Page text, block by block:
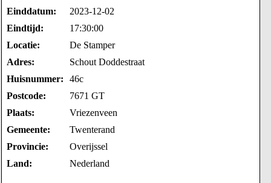
Einddatum:
2023-12-02
Eindtijd:
17:30:00
Locatie:
De Stamper
Adres:
Schout Doddestraat
Huisnummer:
46c
Postcode:
7671 GT
Plaats:
Vriezenveen
Gemeente:
Twenterand
Provincie:
Overijssel
Land:
Nederland